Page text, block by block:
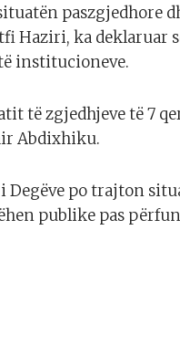
paszgjedhore
Haziri, ka deklaruar
institucioneve.
të zgjedhjeve të 7
Abdixhiku.
po trajton
publike pas